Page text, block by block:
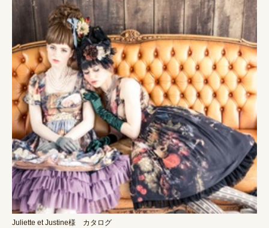
Juliette et Justine様 カタログ